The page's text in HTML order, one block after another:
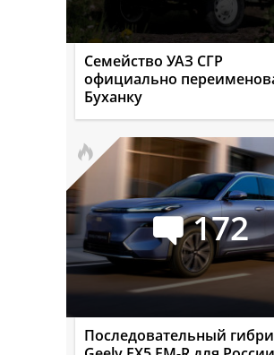
Семейство УАЗ СГР
официально
Буханку
172
Последовательный